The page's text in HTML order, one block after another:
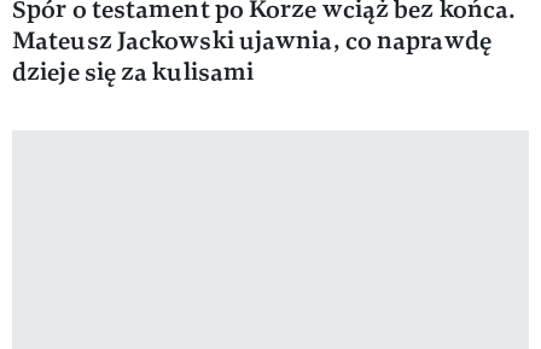
Spór o testament po Korze wciąż bez końca.
Mateusz Jackowski ujawnia, co naprawdę
dzieje się za kulisami